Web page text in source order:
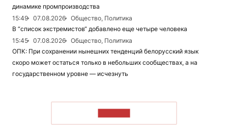
динамике промпроизводства
15:49
07.08.2026
Общество, Политика
В “список экстремистов“ добавлено еще четыре человека
15:45
07.08.2026
Общество, Политика
ОПК: При сохранении нынешних тенденций белорусский язык
скоро может остаться только в небольших сообществах, а на
государственном уровне — исчезнуть